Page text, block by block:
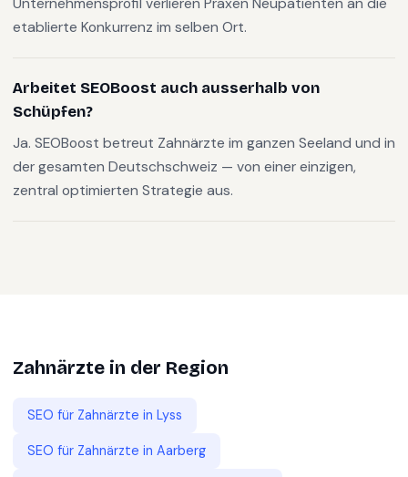
etablierte Konkurrenz im selben Ort.
Arbeitet SEOBoost auch ausserhalb von
Schüpfen?
Ja. SEOBoost betreut Zahnärzte im ganzen Seeland und in
der gesamten Deutschschweiz — von einer einzigen,
zentral optimierten Strategie aus.
Zahnärzte in der Region
SEO für Zahnärzte in Lyss
SEO für Zahnärzte in Aarberg